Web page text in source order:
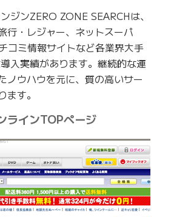
ジンZERO ZONE SEARCHは、
行・レジャー、ネットスーパ
コミ情報サイトなど各業界大手
入実績があります。継続的な運
ノウハウを元に、質の高いサー
す。
ラインTOPページ